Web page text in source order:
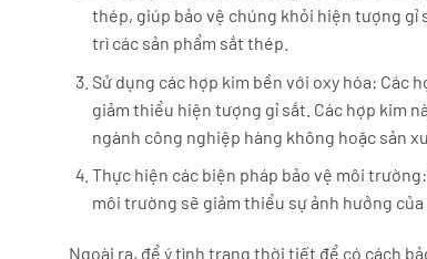
thép, giúp bảo vệ chúng khỏi hiện tượng gỉ
trì các sản phẩm sắt thép.
Sử dụng các hợp kim bền với oxy hóa: Các
giảm thiểu hiện tượng gỉ sắt. Các hợp kim
ngành công nghiệp hàng không hoặc sản
Thực hiện các biện pháp bảo vệ môi
môi trường sẽ giảm thiểu sự ảnh hưởng
Ngoài ra, để ý tình trạng thời tiết để có cách